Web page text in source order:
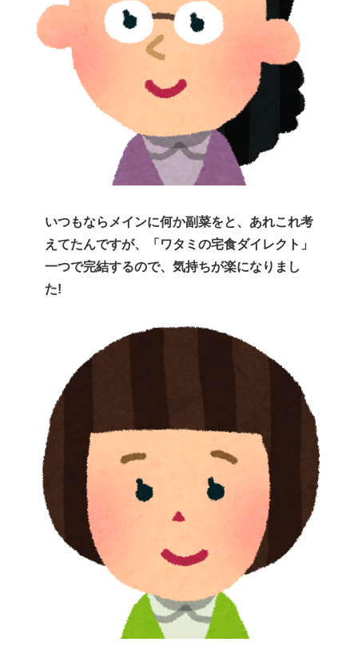
いつもならメインに何か副菜をと、あれこれ考
えてたんですが、「ワタミの宅食ダイレクト」
一つで完結するので、気持ちが楽になりまし
た!